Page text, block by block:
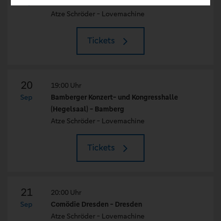
Atze Schröder - Lovemachine
Tickets
20
Sep
19:00 Uhr
Bamberger Konzert- und Kongresshalle
(Hegelsaal) - Bamberg
Atze Schröder - Lovemachine
Tickets
21
Sep
20:00 Uhr
Comödie Dresden - Dresden
Atze Schröder - Lovemachine